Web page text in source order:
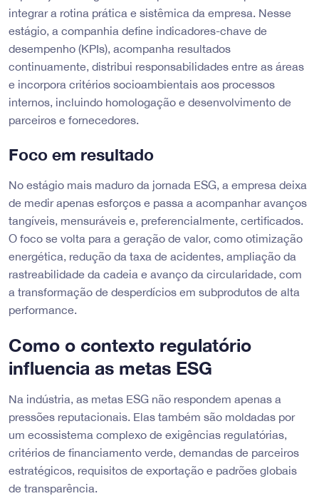
integrar a rotina prática e sistêmica da empresa. Nesse
estágio, a companhia define indicadores-chave de
desempenho (KPIs), acompanha resultados
continuamente, distribui responsabilidades entre as áreas
e incorpora critérios socioambientais aos processos
internos, incluindo homologação e desenvolvimento de
parceiros e fornecedores.
Foco em resultado
No estágio mais maduro da jornada ESG, a empresa deixa
de medir apenas esforços e passa a acompanhar avanços
tangíveis, mensuráveis e, preferencialmente, certificados.
O foco se volta para a geração de valor, como otimização
energética, redução da taxa de acidentes, ampliação da
rastreabilidade da cadeia e avanço da circularidade, com
a transformação de desperdícios em subprodutos de alta
performance.
Como o contexto regulatório
influencia as metas ESG
Na indústria, as metas ESG não respondem apenas a
pressões reputacionais. Elas também são moldadas por
um ecossistema complexo de exigências regulatórias,
critérios de financiamento verde, demandas de parceiros
estratégicos, requisitos de exportação e padrões globais
de transparência.